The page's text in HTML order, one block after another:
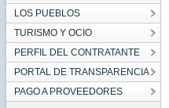
LOS PUEBLOS
TURISMO Y OCIO
PERFIL DEL CONTRATANTE
PORTAL DE TRANSPARENCIA
PAGO A PROVEEDORES